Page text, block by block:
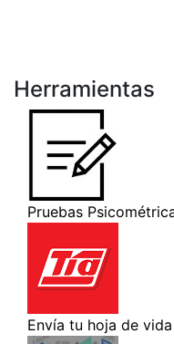
Herramientas